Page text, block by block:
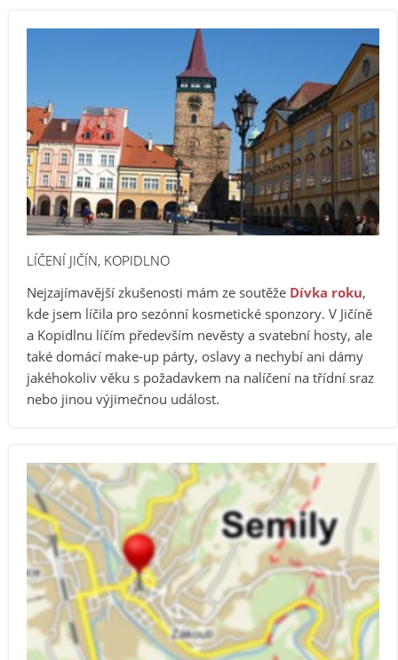
LÍČENÍ JIČÍN, KOPIDLNO
Nejzajímavější zkušenosti mám ze soutěže Dívka roku,
kde jsem líčila pro sezónní kosmetické sponzory. V Jičíně
a Kopidlnu líčím především nevěsty a svatební hosty, ale
také domácí make-up párty, oslavy a nechybí ani dámy
jakéhokoliv věku s požadavkem na nalíčení na třídní sraz
nebo jinou výjimečnou událost.